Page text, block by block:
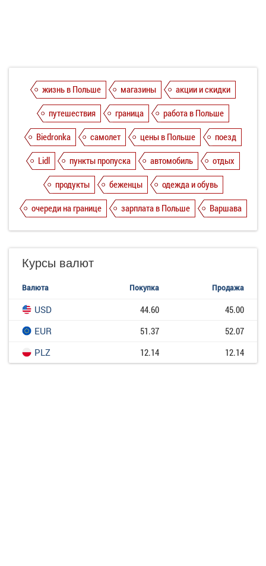
жизнь в Польше магазины
акции и скидки
путешествия
граница
работа в Польше
Biedronka
самолет цены в Польше
поезд
Lidl
пункты пропуска автомобиль
отдых
продукты
беженцы
одежда и обувь
очереди на границе
зарплата в Польше Варшава
Курсы валют
Валюта Покупка Продажа
USD 44.60
45.00
EUR
51.37
52.07
PLZ
12.14 12.14